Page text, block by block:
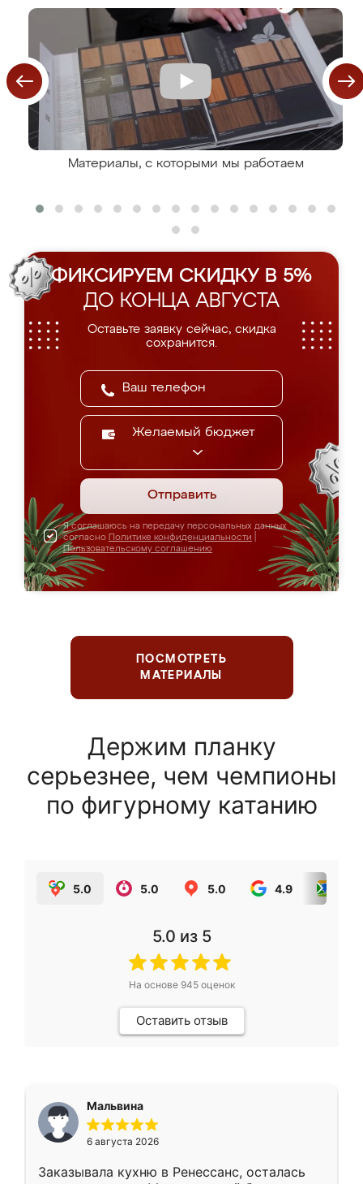
Материалы, с которыми мы работаем
ФИКСИРУЕМ СКИДКУ В 5%
ДО КОНЦА АВГУСТА
Оставьте заявку сейчас, скидка
сохранится.
Желаемый бюджет
Отправить
Я соглашаюсь на передачу персональных данных
согласно Политике конфиденциальности
Пользовательскому соглашению
ПОСМОТРЕТЬ
МАТЕРИАЛЫ
Держим планку
серьезнее, чем чемпионы
по фигурному катанию
5.0 5.0 5.0 4.9
5.0 из 5
На основе 945оценок
Оставить отзыв
Мальвина
6 августа 2026
Заказывала кухню в Ренессанс, осталась